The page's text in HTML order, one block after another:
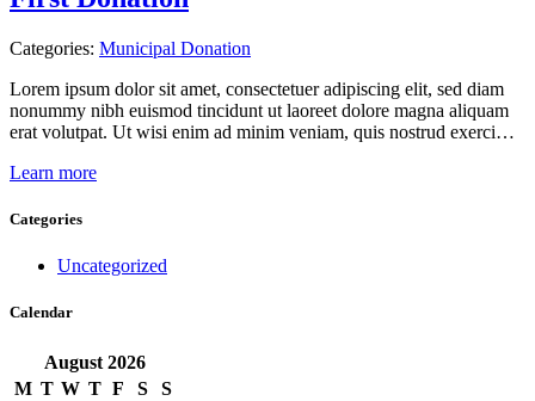
Categories: Municipal Donation
Lorem ipsum dolor sit amet, consectetuer adipiscing elit, sed diam
nonummy nibh euismod tincidunt ut laoreet dolore magna aliquam
erat volutpat. Ut wisi enim ad minim veniam, quis nostrud exerci…
Learn more
Categories
Uncategorized
Calendar
August2026
M T W T F S
S